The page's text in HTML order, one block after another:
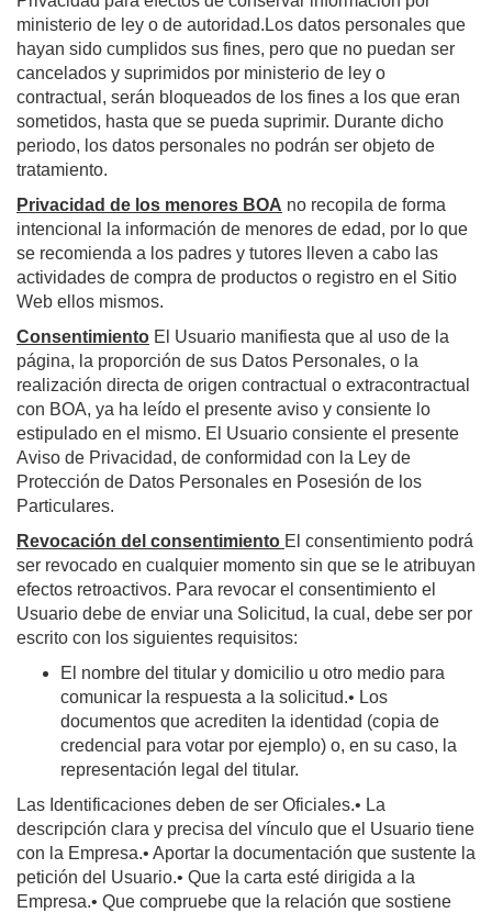
ministerio de ley o de autoridad.Los datos personales que
hayan sido cumplidos sus fines, pero que no puedan ser
cancelados y suprimidos por ministerio de ley o
contractual, serán bloqueados de los fines a los que eran
sometidos, hasta que se pueda suprimir. Durante dicho
periodo, los datos personales no podrán ser objeto de
tratamiento.
Privacidad de los menores BOA no recopila de forma
intencional la información de menores de edad, por lo que
se recomienda a los padres y tutores lleven a cabo las
actividades de compra de productos o registro en el Sitio
Web ellos mismos.
Consentimiento El Usuario manifiesta que al uso de la
página, la proporción de sus Datos Personales, o la
realización directa de origen contractual o extracontractual
con BOA, ya ha leído el presente aviso y consiente lo
estipulado en el mismo. El Usuario consiente el presente
Aviso de Privacidad, de conformidad con la Ley de
Protección de Datos Personales en Posesión de los
Particulares.
Revocación del consentimiento El consentimiento podrá
ser revocado en cualquier momento sin que se le atribuyan
efectos retroactivos. Para revocar el consentimiento el
Usuario debe de enviar una Solicitud, la cual, debe ser por
escrito con los siguientes requisitos:
El nombre del titular y domicilio u otro medio para
comunicar la respuesta a la solicitud.• Los
documentos que acrediten la identidad (copia de
credencial para votar por ejemplo) o, en su caso, la
representación legal del titular.
Las Identificaciones deben de ser Oficiales.• La
descripción clara y precisa del vínculo que el Usuario tiene
con la Empresa.• Aportar la documentación que sustente la
petición del Usuario.• Que la carta esté dirigida a la
Empresa.• Que compruebe que la relación que sostiene